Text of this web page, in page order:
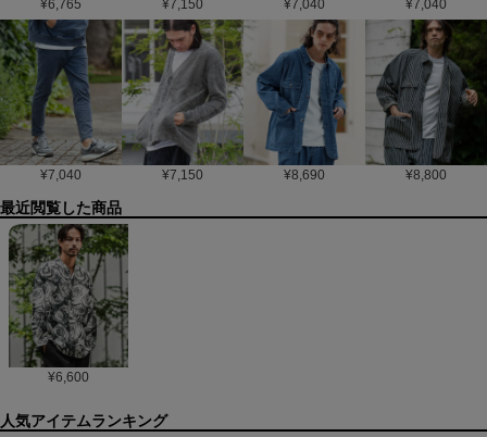
¥6,765 ¥7,150 ¥7,040 ¥7,040
¥7,040 ¥7,150 ¥8,690 ¥8,800
最近閲覧した商品
¥6,600